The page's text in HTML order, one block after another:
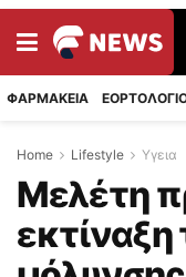
ΦΑΡΜΑΚΕΙΑ
Home Lifestyle Υγεια
Μελέτη